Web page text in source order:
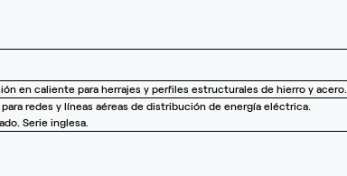
en caliente para herrajes y perfiles estructurales de hierro y acero.
redes y líneas aéreas de distribución de energía eléctrica.
Serie inglesa.